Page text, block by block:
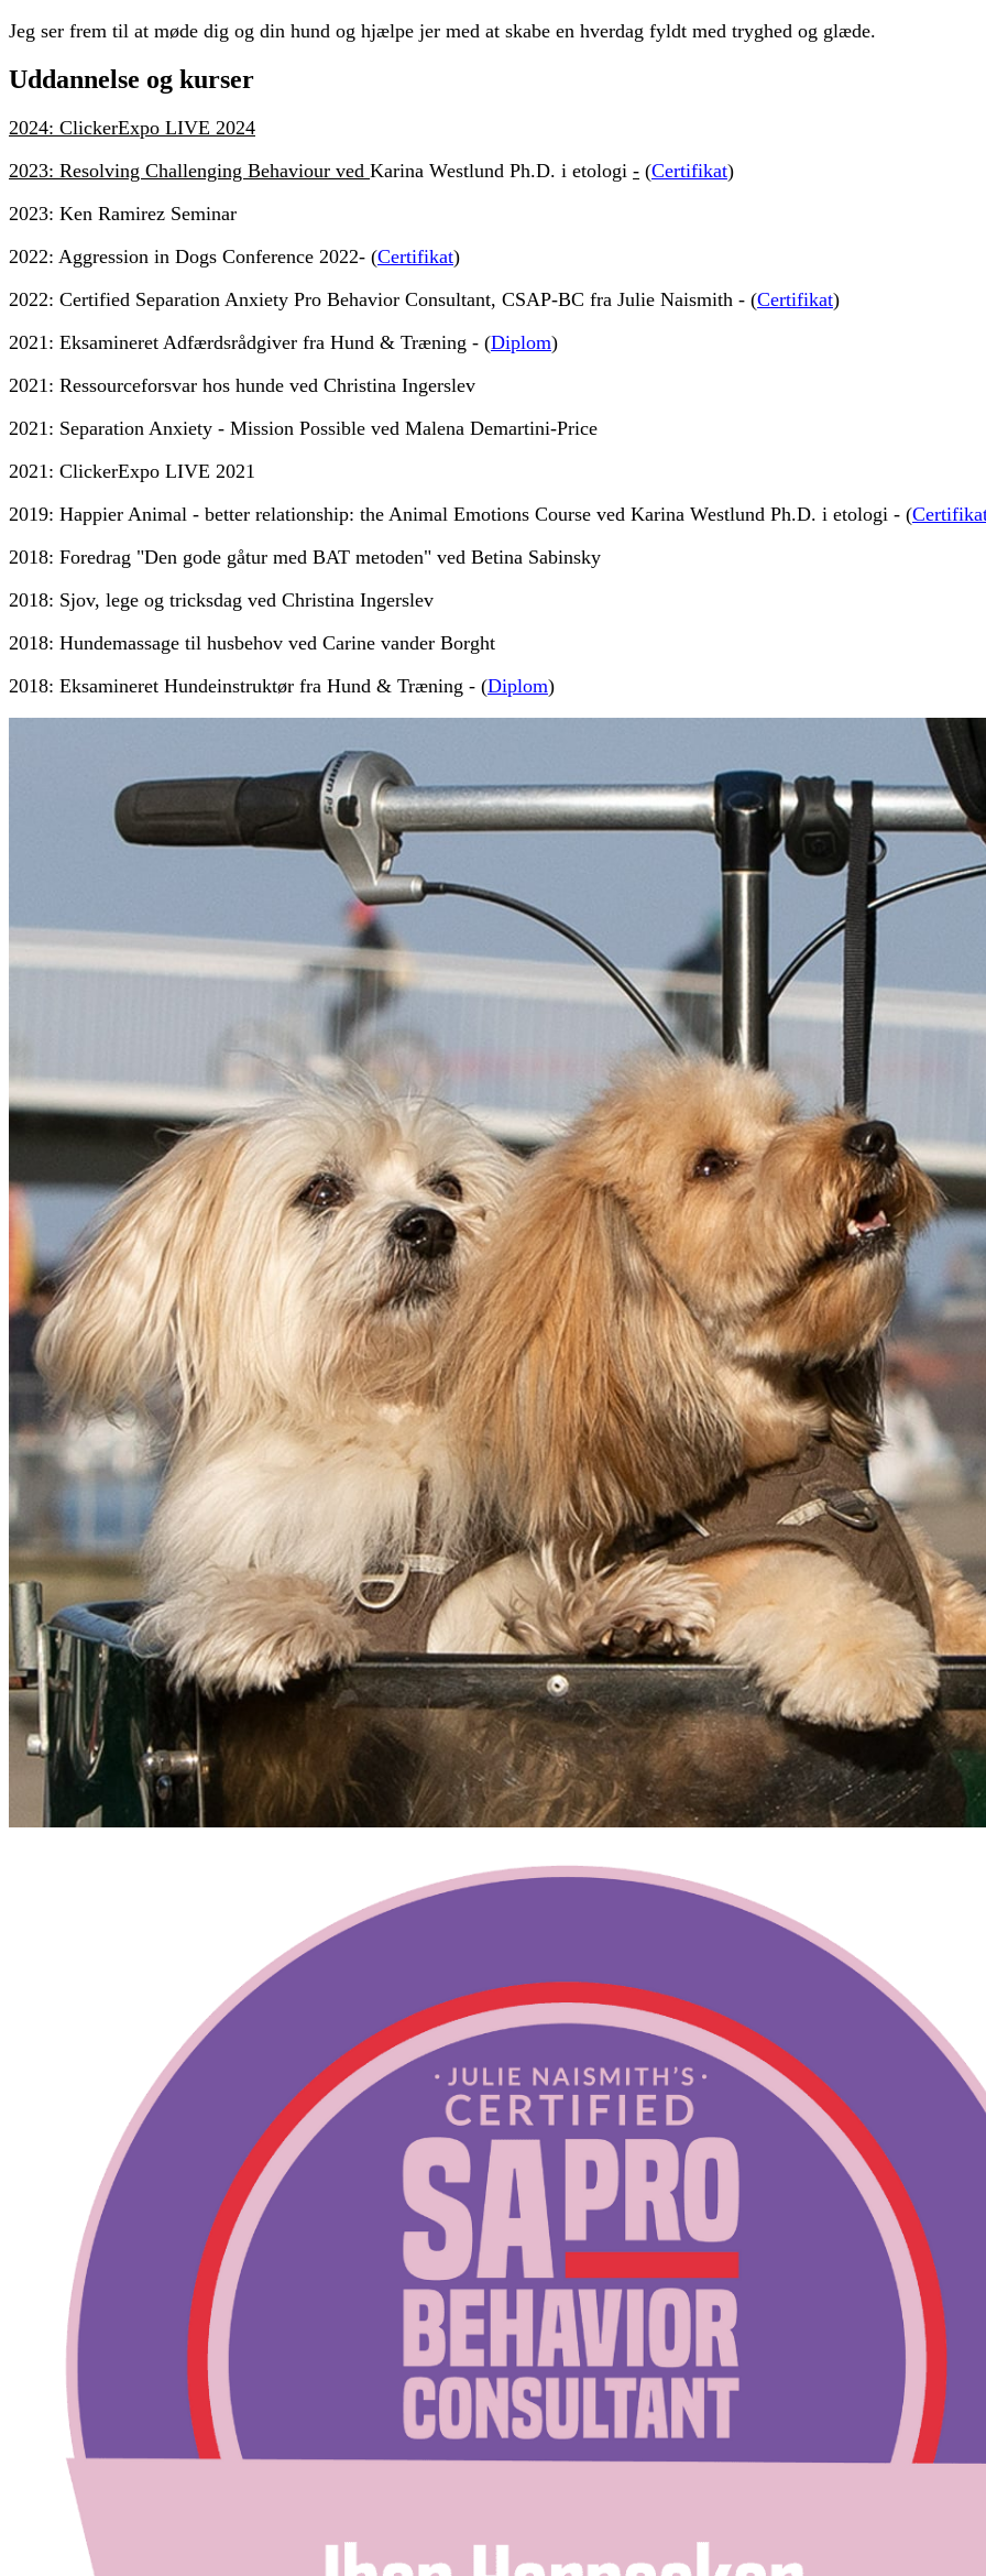
Jeg ser frem til at møde dig og din hund og hjælpe jer med at skabe en hverdag fyldt med tryghed og glæde.
Uddannelse og kurser
2024: ClickerExpo LIVE 2024
2023: Resolving Challenging Behaviour ved Karina Westlund Ph.D. i etologi - (Certifikat)
2023: Ken Ramirez Seminar
2022: Aggression in Dogs Conference 2022- (Certifikat)
2022: Certified Separation Anxiety Pro Behavior Consultant, CSAP-BC fra Julie Naismith - (Certifikat)
2021: Eksamineret Adfærdsrådgiver fra Hund & Træning - (Diplom)
2021: Ressourceforsvar hos hunde ved Christina Ingerslev
2021: Separation Anxiety - Mission Possible ved Malena Demartini-Price
2021: ClickerExpo LIVE 2021
2019: Happier Animal - better relationship: the Animal Emotions Course ved Karina Westlund Ph.D. i etologi - (
2018: Foredrag "Den gode gåtur med BAT metoden" ved Betina Sabinsky
2018: Sjov, lege og tricksdag ved Christina Ingerslev
2018: Hundemassage til husbehov ved Carine vander Borght
2018: Eksamineret Hundeinstruktør fra Hund & Træning - (Diplom)